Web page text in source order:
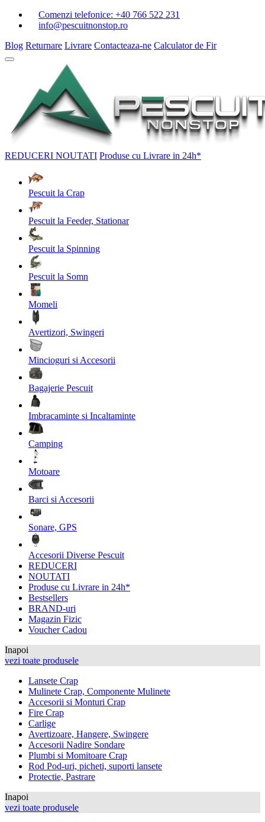
Comenzi telefonice: +40 766 522 231
info@pescuitnonstop.ro
Blog Returnare Livrare Contacteaza-ne Calculator de Fir
REDUCERI NOUTATI Produse cu Livrare in 24h*
Pescuit la Crap
Pescuit la Feeder, Stationar
Pescuit la Spinning
Pescuit la Somn
Momeli
Avertizori, Swingeri
Mincioguri si Accesorii
Bagajerie Pescuit
Imbracaminte si Incaltaminte
Camping
Motoare
Barci si Accesorii
Sonare, GPS
Accesorii Diverse Pescuit
REDUCERI
NOUTATI
Produse cu Livrare in 24h*
Bestsellers
BRAND-uri
Magazin Fizic
Voucher Cadou
Inapoi
vezi toate produsele
Lansete Crap
Mulinete Crap, Componente Mulinete
Accesorii si Monturi Crap
Fire Crap
Carlige
Avertizoare, Hangere, Swingere
Accesorii Nadire Sondare
Plumbi si Momitoare Crap
Rod Pod-uri, picheti, suporti lansete
Protectie, Pastrare
Inapoi
vezi toate produsele